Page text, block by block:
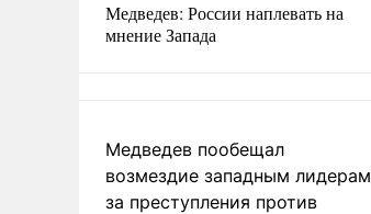
Медведев: России наплевать на
мнение Запада
Медведев пообещал
возмездие западным лидерам
за преступления против